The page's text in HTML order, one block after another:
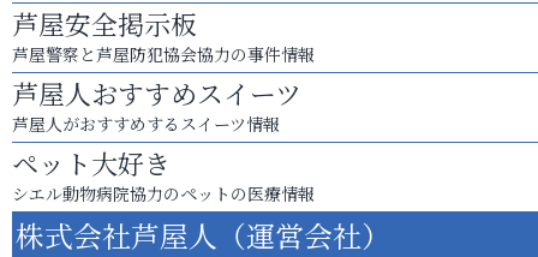
芦屋安全掲示板
芦屋警察と芦屋防犯協会協力の事件情報
芦屋人おすすめスイーツ
芦屋人がおすすめするスイーツ情報
ペット大好き
シエル動物病院協力のペットの医療情報
株式会社芦屋人（運営会社）